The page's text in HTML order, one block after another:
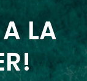
A LA